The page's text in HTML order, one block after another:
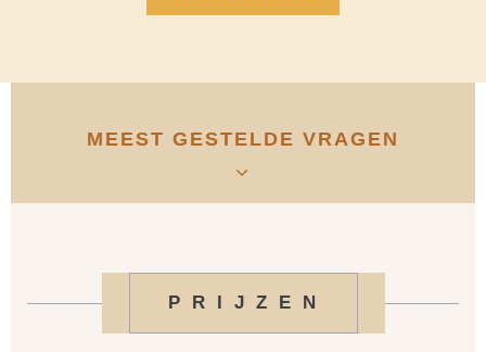
MEEST GESTELDE VRAGEN
P R I J Z E N